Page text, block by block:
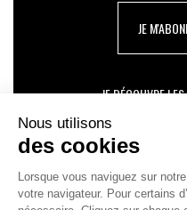
JE
JE DÉCOUVRE
Je suis déjà